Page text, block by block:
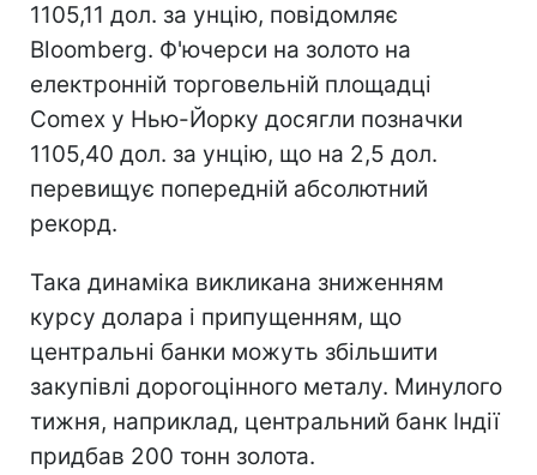
1105,11 дол. за унцію, повідомляє
Bloomberg. Ф'ючерси на золото на
електронній торговельній площадці
Comex у Нью-Йорку досягли позначки
1105,40 дол. за унцію, що на 2,5 дол.
перевищує попередній абсолютний
рекорд.
Така динаміка викликана зниженням
курсу долара і припущенням, що
центральні банки можуть збільшити
закупівлі дорогоцінного металу. Минулого
тижня, наприклад, центральний банк Індії
придбав 200 тонн золота.